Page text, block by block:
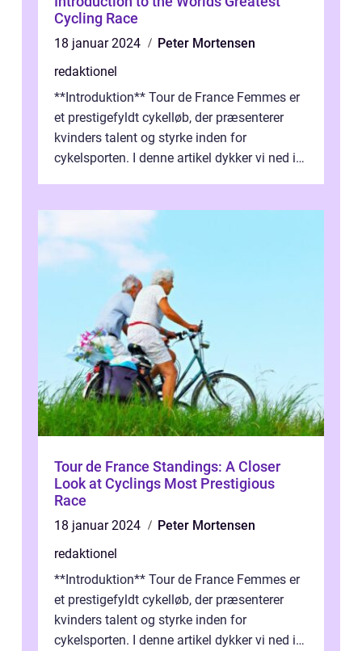
Cycling Race
18 januar 2024
Peter Mortensen
redaktionel
**Introduktion** Tour de France Femmes er
et prestigefyldt cykelløb, der præsenterer
kvinders talent og styrke inden for
cykelsporten. I denne artikel dykker vi ned i
Tour de France Standings: A Closer
Look at Cyclings Most Prestigious
Race
18 januar 2024
Peter Mortensen
redaktionel
**Introduktion** Tour de France Femmes er
et prestigefyldt cykelløb, der præsenterer
kvinders talent og styrke inden for
cykelsporten. I denne artikel dykker vi ned i